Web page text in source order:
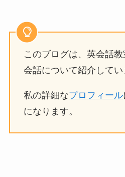
このブログは、英会話
会話について紹介してい
私の詳細なプロフィール
になります。